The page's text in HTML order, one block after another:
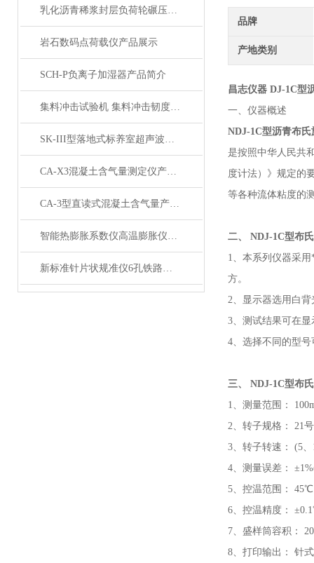
乳化沥青稀浆封层负荷轮碾压试验仪产品展示
岩石数码点荷载仪产品展示
SCH-P负离子加湿器产品简介
集料冲击试验机 集料冲击韧度试验机路面石料产品展示
SK-III型落地式标养室超声波加湿机 展示
CA-X3混凝土含气量测定仪产品展示
CA-3型直读式混凝土含气量产品展示
智能热膨胀系数仪高温膨胀仪产品展示
新标准针片状规准仪6孔铁路道砟针片状仪产品展示
品牌
产地类别
昌志仪器 DJ-1C型
一、仪器概述
NDJ-1C型沥青布氏
是按照中华人民共
度计法）》规定的
等各种流体粘度的
二、
NDJ-1C型布
1、本系列仪器采
方。
2、显示器选用白
3、测试结果可在
4、选择不同的型
三、
NDJ-1C型布
1、测量范围：
2、转子规格： 21
3、转子转速： (5
4、测量误差：
5、控温范围：
6、控温精度：
7、盛样筒容积：
8、打印输出： 针